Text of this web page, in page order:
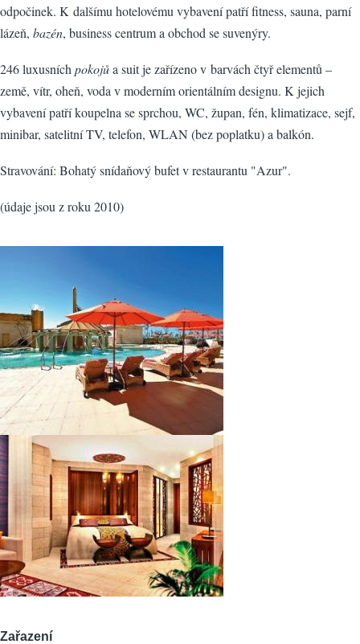
odpočinek. K dalšímu hotelovému vybavení patří fitness, sauna, parní
lázeň, bazén, business centrum a obchod se suvenýry.
246 luxusních pokojůa suit je zařízeno v barvách čtyř elementů –
země, vítr, oheň, voda v moderním orientálním designu. K jejich
vybavení patří koupelna se sprchou, WC, župan, fén, klimatizace, sejf,
minibar, satelitní TV, telefon, WLAN (bez poplatku) a balkón.
Stravování: Bohatý snídaňový bufet v restaurantu "Azur".
(údaje jsou z roku 2010)
Zařazení